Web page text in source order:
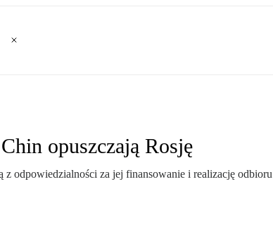
opuszczają Rosję
odpowiedzialności za jej finansowanie i realizację